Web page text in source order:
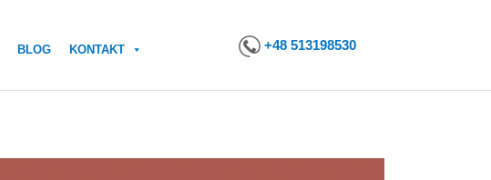
BLOG KONTAKT +48 513198530